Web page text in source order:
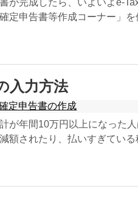
定申告書等作成コーナー」
入力方法
定申告書の作成
が年間10万円以上になった
額されたり、払いすぎてい